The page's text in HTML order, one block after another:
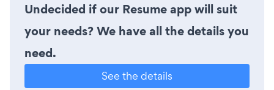
Undecided if our Resume app will suit
your needs? We have all the details you
need.
See the details